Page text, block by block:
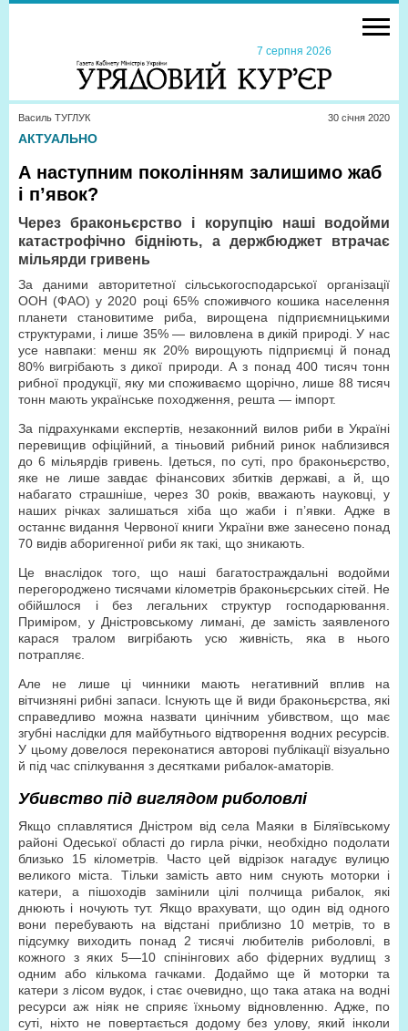
7 серпня 2026
Василь ТУГЛУК 30 сiчня 2020
АКТУАЛЬНО
А наступним поколінням залишимо жаб
і п’явок?
Через браконьєрство і корупцію наші водойми
катастрофічно бідніють, а держбюджет втрачає
мільярди гривень
За даними авторитетної сільськогосподарської організації
ООН (ФАО) у 2020 році 65% споживчого кошика населення
планети становитиме риба, вирощена підприємницькими
структурами, і лише 35% — виловлена в дикій природі. У нас
усе навпаки: менш як 20% вирощують підприємці й понад
80% вигрібають з дикої природи. А з понад 400 тисяч тонн
рибної продукції, яку ми споживаємо щорічно, лише 88 тисяч
тонн мають українське походження, решта — імпорт.
За підрахунками експертів, незаконний вилов риби в Україні
перевищив офіційний, а тіньовий рибний ринок наблизився
до 6 мільярдів гривень. Ідеться, по суті, про браконьєрство,
яке не лише завдає фінансових збитків державі, а й, що
набагато страшніше, через 30 років, вважають науковці, у
наших річках залишаться хіба що жаби і п’явки. Адже в
останнє видання Червоної книги України вже занесено понад
70 видів аборигенної риби як такі, що зникають.
Це внаслідок того, що наші багатостраждальні водойми
перегороджено тисячами кілометрів браконьєрських сітей. Не
обійшлося і без легальних структур господарювання.
Приміром, у Дністровському лимані, де замість заявленого
карася тралом вигрібають усю живність, яка в нього
потрапляє.
Але не лише ці чинники мають негативний вплив на
вітчизняні рибні запаси. Існують ще й види браконьєрства, які
справедливо можна назвати цинічним убивством, що має
згубні наслідки для майбутнього відтворення водних ресурсів.
У цьому довелося переконатися авторові публікації візуально
й під час спілкування з десятками рибалок-аматорів.
Убивство під виглядом риболовлі
Якщо сплавлятися Дністром від села Маяки в Біляївському
районі Одеської області до гирла річки, необхідно подолати
близько 15 кілометрів. Часто цей відрізок нагадує вулицю
великого міста. Тільки замість авто ним снують моторки і
катери, а пішоходів замінили цілі полчища рибалок, які
днюють і ночують тут. Якщо врахувати, що один від одного
вони перебувають на відстані приблизно 10 метрів, то в
підсумку виходить понад 2 тисячі любителів риболовлі, в
кожного з яких 5—10 спінінгових або фідерних вудлищ з
одним або кількома гачками. Додаймо ще й моторки та
катери з лісом вудок, і стає очевидно, що така атака на водні
ресурси аж ніяк не сприяє їхньому відновленню. Адже, по
суті, ніхто не повертається додому без улову, який інколи